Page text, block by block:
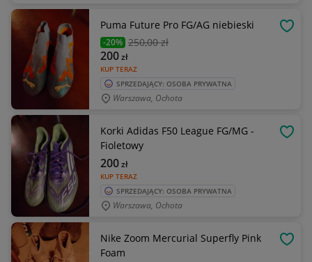
Puma Future Pro FG/AG niebieski
-20% 250,00 zł
KUP TERAZ
200zł
SPRZEDAJĄCY: OSOBA PRYWATNA
Warszawa, Ochota
Korki Adidas F50 League FG/MG -
Fioletowy
KUP TERAZ
200zł
SPRZEDAJĄCY: OSOBA PRYWATNA
Warszawa, Ochota
Nike Zoom Mercurial Superfly Pink
Foam